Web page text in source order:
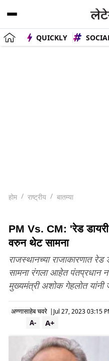
QUICKLY
होम राष्ट्रीय बातम्या
PM Vs. CM: 'रेड
वरुन थेट सामना
राजस्थानच्या राजाकारणात रेड
सामना रंगला आहेत पंतप्रधान
मुख्यमंत्री अशोक गेहलोत यांनी
अण्णासाहेब चवरे | Jul 27, 2023 03:15
A+
A-